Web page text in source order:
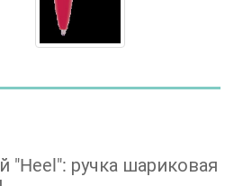
"Heel": ручка шариковая